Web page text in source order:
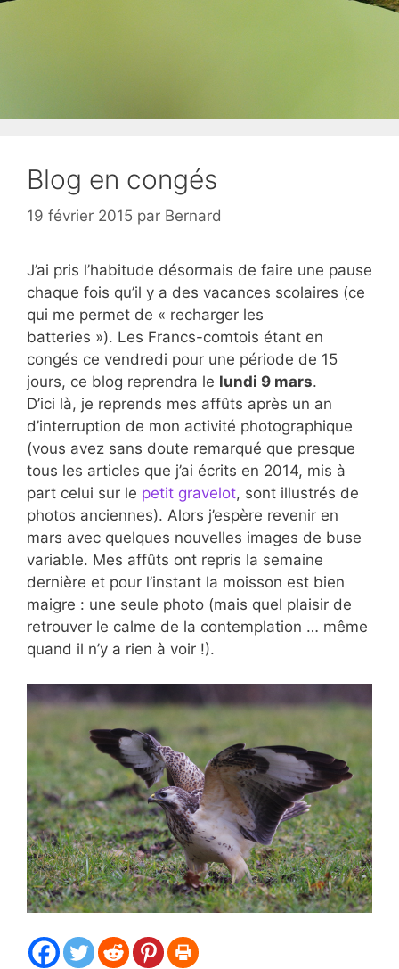
Blog en congés
19 février 2015 par Bernard
J’ai pris l’habitude désormais de faire une pause
chaque fois qu’il y a des vacances scolaires (ce
qui me permet de « recharger les
batteries »). Les Francs-comtois étant en
congés ce vendredi pour une période de 15
jours, ce blog reprendra le lundi 9 mars.
D’ici là, je reprends mes affûts après un an
d’interruption de mon activité photographique
(vous avez sans doute remarqué que presque
tous les articles que j’ai écrits en 2014, mis à
part celui sur le petit gravelot, sont illustrés de
photos anciennes). Alors j’espère revenir en
mars avec quelques nouvelles images de buse
variable. Mes affûts ont repris la semaine
dernière et pour l’instant la moisson est bien
maigre : une seule photo (mais quel plaisir de
retrouver le calme de la contemplation … même
quand il n’y a rien à voir !).